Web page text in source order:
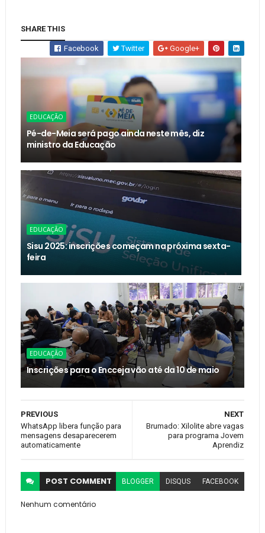
SHARE THIS
Facebook Twitter Google+
EDUCAÇÃO
Pé-de-Meia será pago ainda neste mês, diz
ministro da Educação
EDUCAÇÃO
Sisu 2025: inscrições começam na próxima sexta-
feira
EDUCAÇÃO
Inscrições para o Encceja vão até da 10 de maio
NEXT
Brumado: Xilolite abre vagas
para programa Jovem
Aprendiz
PREVIOUS
WhatsApp libera função para
mensagens desaparecerem
automaticamente
POST COMMENT BLOGGER DISQUS FACEBOOK
Nenhum comentário